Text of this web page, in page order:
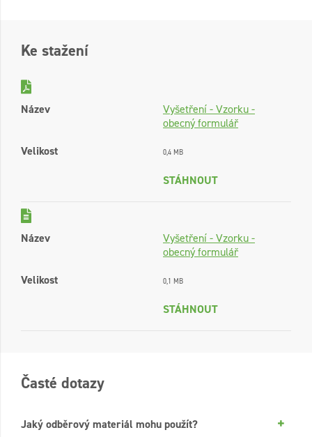
Ke stažení
Název
Vyšetření - Vzorku -
obecný formulář
Velikost
0,4 MB
STÁHNOUT
Název
Vyšetření - Vzorku -
obecný formulář
Velikost
0,1 MB
STÁHNOUT
Časté dotazy
Jaký odběrový materiál mohu použít?